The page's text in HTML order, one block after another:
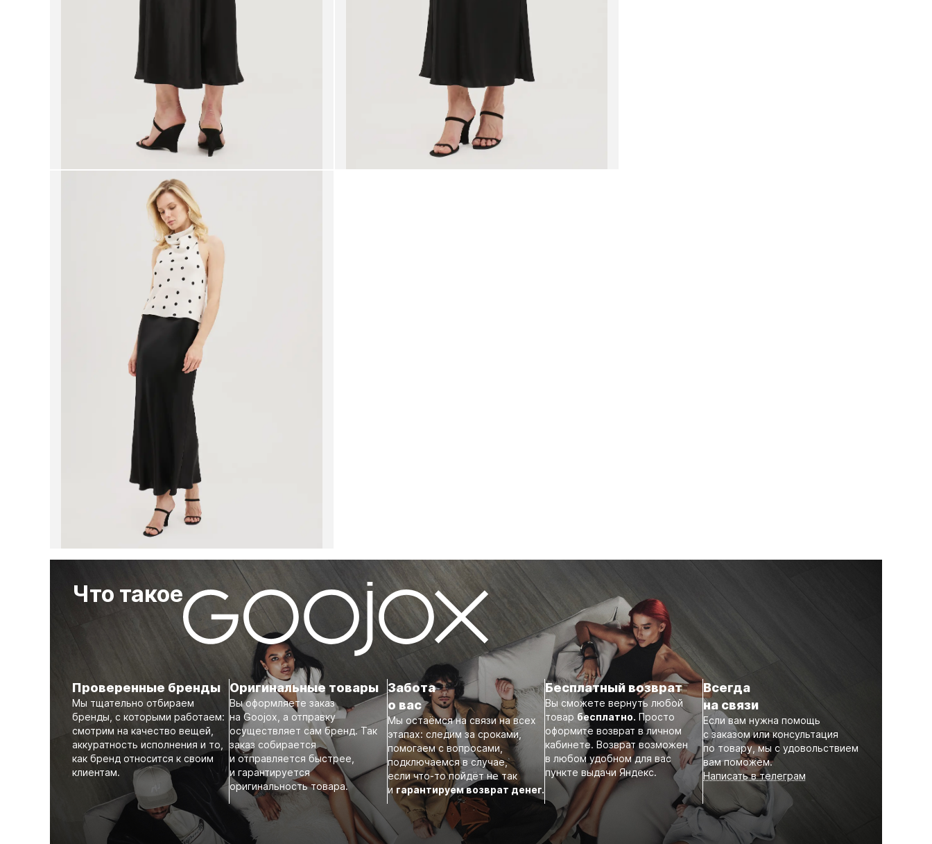
Что такое
Проверенные бренды
Мы тщательно отбираем
бренды, с которыми работаем:
смотрим на качество вещей,
аккуратность исполнения и то,
как бренд относится к своим
клиентам.
Оригинальные товары
Вы оформляете заказ
на Goojox, а отправку
осуществляет сам бренд. Так
заказ собирается
и отправляется быстрее,
и гарантируется
оригинальность товара.
Забота
о вас
Мы остаёмся на связи на всех
этапах: следим за сроками,
помогаем с вопросами,
подключаемся в случае,
если что-то пойдёт не так
и гарантируем возврат денег.
Бесплатный возврат
Вы сможете вернуть любой
товар бесплатно. Просто
оформите возврат в личном
кабинете. Возврат возможен
в любом удобном для вас
пункте выдачи Яндекс.
Всегда
на связи
Если вам нужна помощь
с заказом или консультация
по товару, мы с удовольствием
вам поможем.
Написать в телеграм